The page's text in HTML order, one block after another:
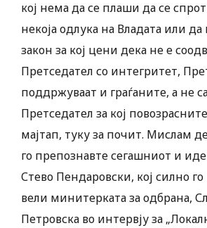
кој нема да се плаши да се
некоја одлука на Владата или да
закон за кој цени дека не е
Претседател со интегритет,
поддржуваат и граѓаните, а не
Претседател за кој
мајтап, туку за почит. Мислам
го препознавте сегашниот и
Стево Пендаровски, кој силно
вели минитерката за одбрана,
Петровска во интервју за